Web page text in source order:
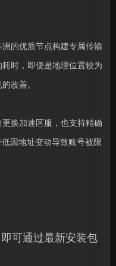
洲的优质节点构建专属传输
时，即便是地理位置较为
改善。
更换加速区服，也支持精确
因地址变动导致账号被限
可通过最新安装包